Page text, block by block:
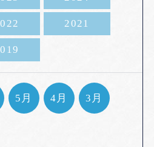
2021
5月 4月 3月